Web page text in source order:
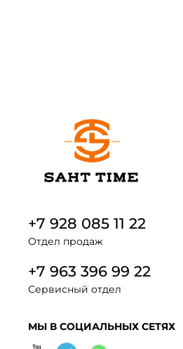
+7 928 085 11 22
Отдел продаж
+7 963 396 99 22
Сервисный отдел
МЫ В СОЦИАЛЬНЫХ СЕТЯХ